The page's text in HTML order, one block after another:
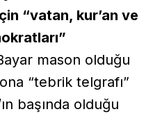
“vatan, kur’an ve
mason olduğu
“tebrik telgrafı”
başında olduğu